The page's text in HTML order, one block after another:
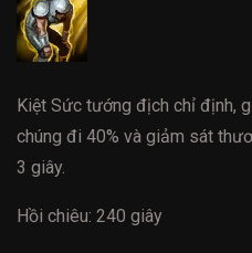
Kiệt Sức tướng địch chỉ định,
chúng đi 40% và giảm sát
3 giây.
Hồi chiêu: 240 giây